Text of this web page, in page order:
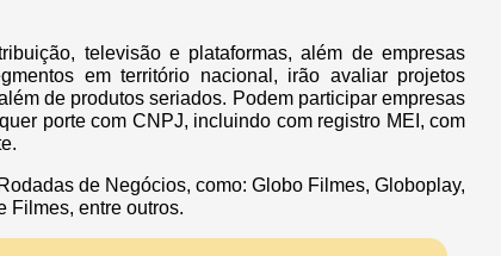
televisão e plataformas, além de empresas
em território nacional, irão avaliar projetos
de produtos seriados. Podem participar empresas
porte com CNPJ, incluindo com registro MEI, com
de Negócios, como: Globo Filmes, Globoplay,
Filmes, entre outros.